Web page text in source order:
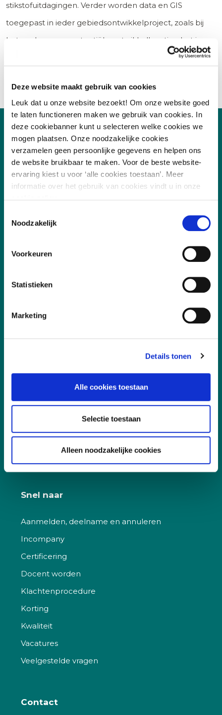
Deze website maakt gebruik van cookies
Leuk dat u onze website bezoekt! Om onze website goed
te laten functioneren maken we gebruik van cookies. In
deze cookiebanner kunt u selecteren welke cookies we
mogen plaatsen. Onze noodzakelijke cookies
verzamelen geen persoonlijke gegevens en helpen ons
de website bruikbaar te maken. Voor de beste website-
ervaring kiest u voor ‘alle cookies toestaan’. Meer
informatie over het gebruik van cookies vindt u in onze
Noodzakelijk
Voorkeuren
Statistieken
Marketing
Details tonen
Alle cookies toestaan
Selectie toestaan
Alleen noodzakelijke cookies
stikstofuitdagingen. Verder worden data en GIS
toegepast in ieder gebiedsontwikkelproject, zoals bij
het zoeken naar potentiële ontwikkellocaties, het in
kaart brengen van relevantie gebiedsgegevens en
Leefomgeving
Digitalisering
Sociaal
Governance
Snel naar
Aanmelden, deelname en annuleren
Incompany
Certificering
Docent worden
Klachtenprocedure
Korting
Kwaliteit
Vacatures
Veelgestelde vragen
Contact